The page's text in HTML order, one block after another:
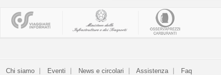
Chi siamo Eventi News e circolari Assistenza Faq